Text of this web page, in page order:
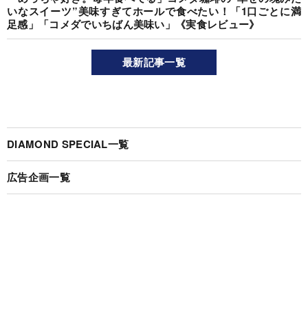
いなスイーツ”美味すぎてホールで食べたい！「1口ごとに満
足感」「コメダでいちばん美味い」《実食レビュー》
最新記事一覧
DIAMOND SPECIAL一覧
広告企画一覧